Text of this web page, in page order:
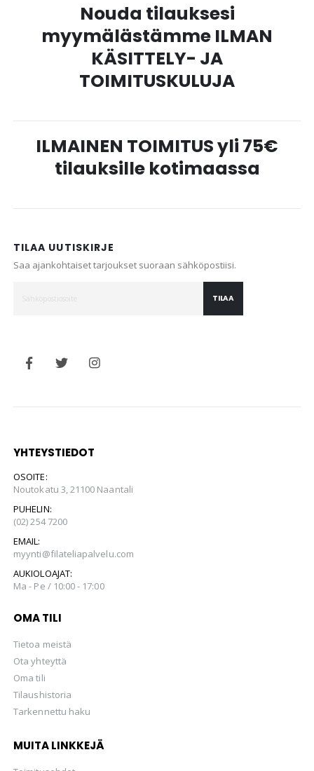
Nouda tilauksesi
myymälästämme ILMAN
KÄSITTELY- JA
TOIMITUSKULUJA
ILMAINEN TOIMITUS yli 75€
tilauksille kotimaassa
TILAA UUTISKIRJE
Saa ajankohtaiset tarjoukset suoraan sähköpostiisi.
TILAA
YHTEYSTIEDOT
OSOITE:
Noutokatu 3, 21100 Naantali
PUHELIN:
(02) 254 7200
EMAIL:
myynti@filateliapalvelu.com
AUKIOLOAJAT:
Ma - Pe / 10:00 - 17:00
OMA TILI
Tietoa meistä
Ota yhteyttä
Oma tili
Tilaushistoria
Tarkennettu haku
MUITA LINKKEJÄ